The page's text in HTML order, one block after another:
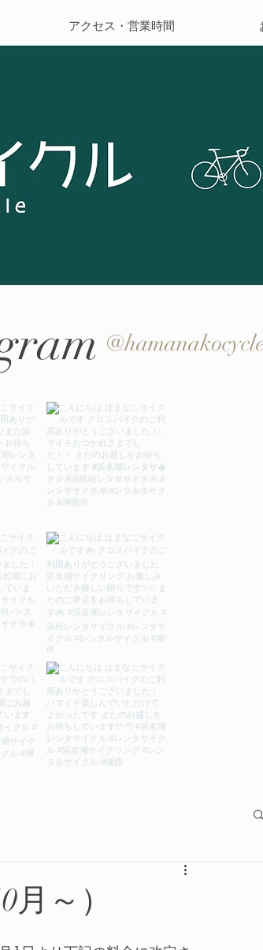
アクセス・営業時間
～）